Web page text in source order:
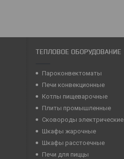
ТЕПЛОВОЕ ОБОРУДОВАНИЕ
Пароконвектоматы
Печи конвекционные
Котлы пищеварочные
Плиты промышленные
Сковороды электрические
Шкафы жарочные
Шкафы расстоечные
Печи для пиццы